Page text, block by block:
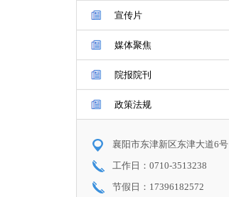
宣传片
媒体聚焦
院报院刊
政策法规
襄阳市东津新区东津大道6号
工作日：0710-3513238
节假日：17396182572